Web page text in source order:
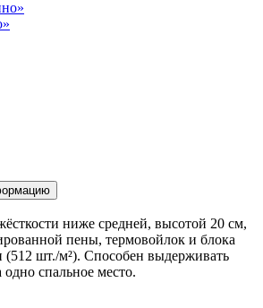
ниже средней, высотой 20 см,
пены, термовойлок и блока
шт./м²). Способен выдерживать
одно спальное место.